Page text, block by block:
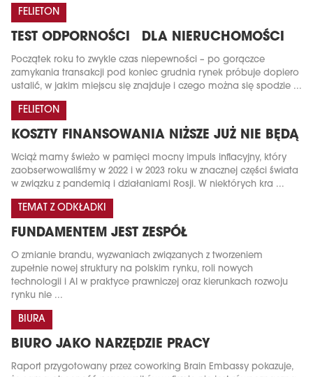
FELIETON
TEST ODPORNOŚCI DLA NIERUCHOMOŚCI
Początek roku to zwykle czas niepewności – po gorączce
zamykania transakcji pod koniec grudnia rynek próbuje dopiero
ustalić, w jakim miejscu się znajduje i czego można się spodzie ...
FELIETON
KOSZTY FINANSOWANIA NIŻSZE JUŻ NIE BĘDĄ
Wciąż mamy świeżo w pamięci mocny impuls inflacyjny, który
zaobserwowaliśmy w 2022 i w 2023 roku w znacznej części świata
w związku z pandemią i działaniami Rosji. W niektórych kra ...
TEMAT Z ODKŁADKI
FUNDAMENTEM JEST ZESPÓŁ
O zmianie brandu, wyzwaniach związanych z tworzeniem
zupełnie nowej struktury na polskim rynku, roli nowych
technologii i AI w praktyce prawniczej oraz kierunkach rozwoju
rynku nie ...
BIURA
BIURO JAKO NARZĘDZIE PRACY
Raport przygotowany przez coworking Brain Embassy pokazuje,